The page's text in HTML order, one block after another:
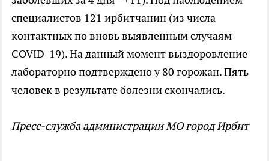
специалистов 121 ирбитчанин (из числа
контактных по вновь выявленным случаям
COVID-19). На данный момент выздоровление
лабораторно подтверждено у 80 горожан. Пять
человек в результате болезни скончались.
Пресс-служба администрации МО город Ирбит